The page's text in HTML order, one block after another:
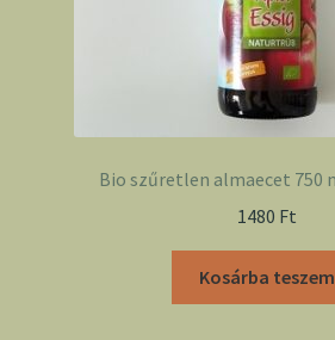
Bio szűretlen almaecet 750
1480 Ft
Kosárba teszem